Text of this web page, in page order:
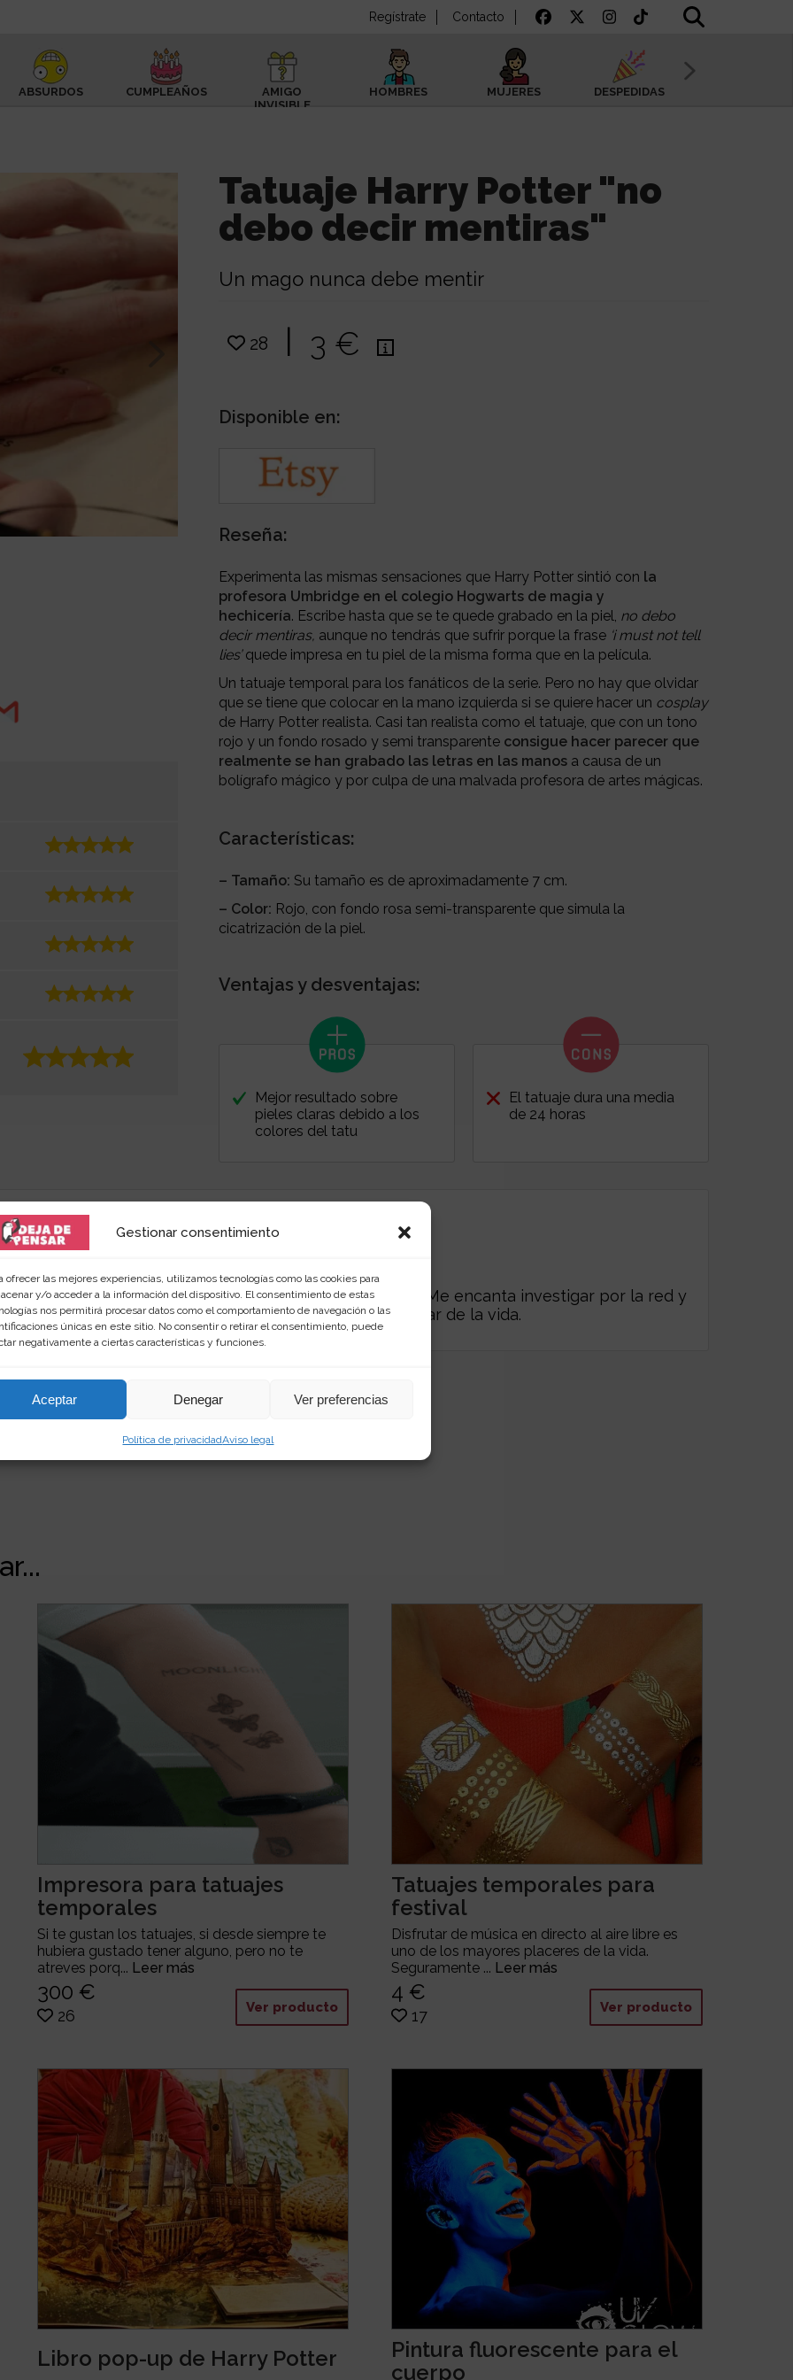
Gestionar consentimiento
ofrecer las mejores experiencias, utilizamos tecnologías como las cookies para
y/o acceder a la información del dispositivo. El consentimiento de estas
nos permitirá procesar datos como el comportamiento de navegación o las
únicas en este sitio. No consentir o retirar el consentimiento, puede
negativamente a ciertas características y funciones.
Aceptar Denegar Ver preferencias
Política de privacidadAviso legal
Regístrate Contacto
ABSURDOS CUMPLEAÑOS
AMIGO
INVISIBLE
HOMBRES MUJERES DESPEDIDAS
Tatuaje Harry Potter "no
debo decir mentiras"
Un mago nunca debe mentir
28 | 3 €
Disponible en:
Reseña:
Experimenta las mismas sensaciones que Harry Potter sintió con la
profesora Umbridge en el colegio Hogwarts de magia y
hechicería. Escribe hasta que se te quede grabado en la piel, no debo
decir mentiras, aunque no tendrás que sufrir porque la frase ‘i must not tell
lies’quede impresa en tu piel de la misma forma que en la película.
Un tatuaje temporal para los fanáticos de la serie. Pero no hay que olvidar
que se tiene que colocar en la mano izquierda si se quiere hacer un cosplay
de Harry Potter realista. Casi tan realista como el tatuaje, que con un tono
rojo y un fondo rosado y semi transparente consigue hacer parecer que
realmente se han grabado las letras en las manos a causa de un
bolígrafo mágico y por culpa de una malvada profesora de artes mágicas.
Características:
– Tamaño: Su tamaño es de aproximadamente 7 cm.
– Color: Rojo, con fondo rosa semi-transparente que simula la
cicatrización de la piel.
Ventajas y desventajas:
Mejor resultado sobre
pieles claras debido a los
colores del tatu
El tatuaje dura una media
de 24 horas
amante de las palabras y de los productos singulares. Me encanta investigar por la red y
endejadepensar.com. Me gusta el mar y disfrutar de la vida.
Impresora para tatuajes
temporales
Si te gustan los tatuajes, si desde siempre te
hubiera gustado tener alguno, pero no te
atreves porq... Leer más
300 €
26 Ver producto
Tatuajes temporales para
festival
Disfrutar de música en directo al aire libre es
uno de los mayores placeres de la vida.
Seguramente ... Leer más
4 €
17 Ver producto
Libro pop-up de Harry Potter
Pintura fluorescente para el
cuerpo